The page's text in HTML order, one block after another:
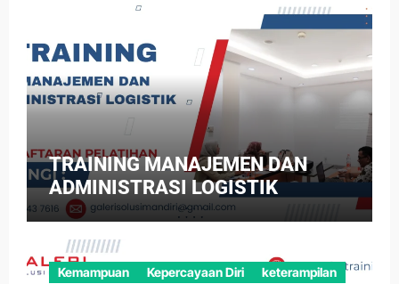
TRAINING MANAJEMEN DAN
ADMINISTRASI LOGISTIK
Kemampuan Kepercayaan Diri keterampilan